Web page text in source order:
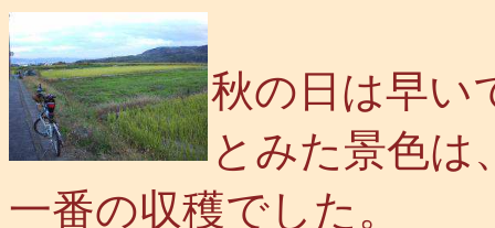
秋の日は早い
とみた景色は
一番の収穫でした。